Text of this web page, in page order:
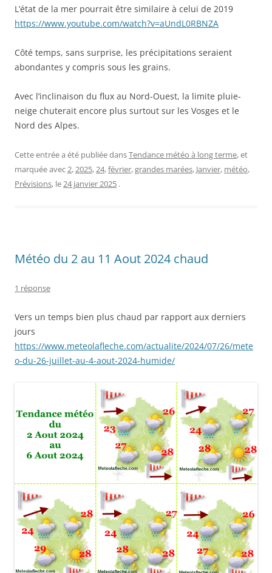
L’état de la mer pourrait être similaire à celui de 2019
https://www.youtube.com/watch?v=aUndL0RBNZA
Côté temps, sans surprise, les précipitations seraient
abondantes y compris sous les grains.
Avec l’inclinaison du flux au Nord-Ouest, la limite pluie-
neige chuterait encore plus surtout sur les Vosges et le
Nord des Alpes.
Cette entrée a été publiée dansTendance météo à long terme, et
marquée avec 2, 2025, 24,février,grandes marées, Janvier, météo,
Prévisions, le 24 janvier 2025 .
Météo du 2 au 11 Aout 2024 chaud
1 réponse
Vers un temps bien plus chaud par rapport aux derniers
jours
https://www.meteolafleche.com/actualite/2024/07/26/mete
o-du-26-juillet-au-4-aout-2024-humide/